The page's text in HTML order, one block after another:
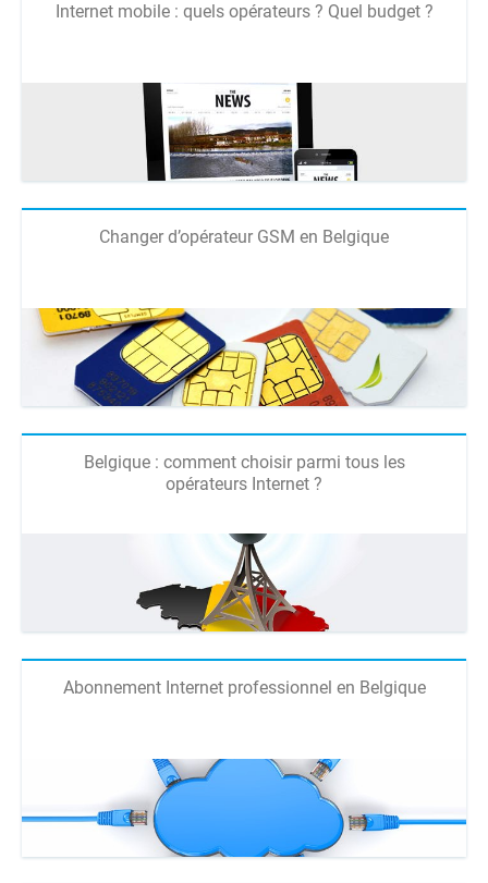
Internet mobile : quels opérateurs ? Quel budget ?
Changer d’opérateur GSM en Belgique
Belgique : comment choisir parmi tous les
opérateurs Internet ?
Abonnement Internet professionnel en Belgique